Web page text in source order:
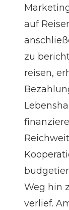
auf
zu
reisen,
Weg hin
verlief.